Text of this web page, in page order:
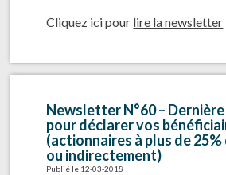
Cliquez ici pour lire la newsletter
Newsletter N°60 –
pour déclarer vos
(actionnaires à plus de
ou indirectement)
Publié le 12-03-2018